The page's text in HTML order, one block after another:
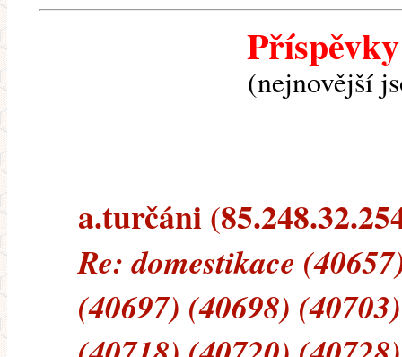
(nejnovější
a.turčáni
Re: domestikace
(40697) (40698)